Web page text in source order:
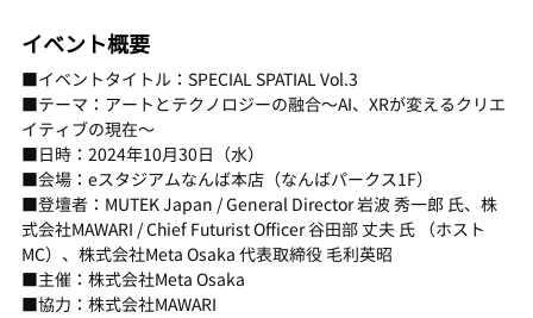
イベント概要
■イベントタイトル：SPECIAL SPATIAL Vol.3
■テーマ：アートとテクノロジーの融合〜AI、XRが変えるクリエ
イティブの現在〜
■日時：2024年10月30日（水）
■会場：eスタジアムなんば本店（なんばパークス1F）
■登壇者：MUTEK Japan / General Director 岩波 秀一郎 氏、株
式会社MAWARI / Chief Futurist Officer 谷田部 丈夫 氏 （ホスト
MC）、株式会社Meta Osaka 代表取締役 毛利英昭
■主催：株式会社Meta Osaka
■協力：株式会社MAWARI